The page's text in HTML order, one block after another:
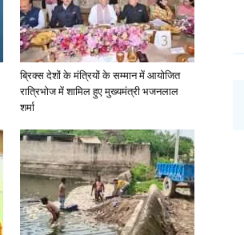
ब्रिक्स देशों के मंत्रियों के सम्मान में आयोजित
रात्रिभोज में शामिल हुए मुख्यमंत्री भजनलाल
शर्मा